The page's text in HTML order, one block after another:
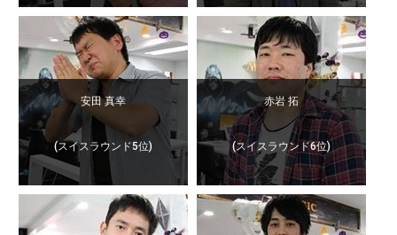
安田 真幸
(スイスラウンド5位)
赤岩 拓
(スイスラウンド6位)